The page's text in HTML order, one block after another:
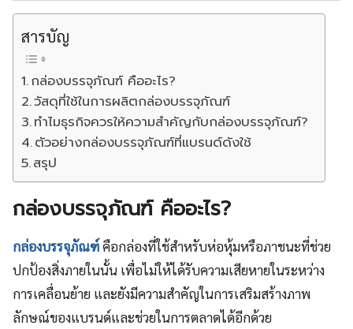
สารบัญ
กล่องบรรจุภัณฑ์ คืออะไร?
วัสดุที่ใช้ในการผลิตกล่องบรรจุภัณฑ์
ทำไมธุรกิจควรให้ความสำคัญกับกล่องบรรจุภัณฑ์?
ตัวอย่างกล่องบรรจุภัณฑ์ที่แบรนด์ดังใช้
สรุป
กล่องบรรจุภัณฑ์ คืออะไร?
กล่องบรรจุภัณฑ์คือกล่องที่ใช้สำหรับห่อหุ้มหรือภาชนะที่ช่วย
ปกป้องสิ่งภายในนั้น เพื่อไม่ให้ได้รับความเสียหายในระหว่าง
การเคลื่อนย้าย และยังมีความสำคัญในการเสริมสร้างภาพ
ลักษณ์ของแบรนด์และช่วยในการตลาดได้อีกด้วย